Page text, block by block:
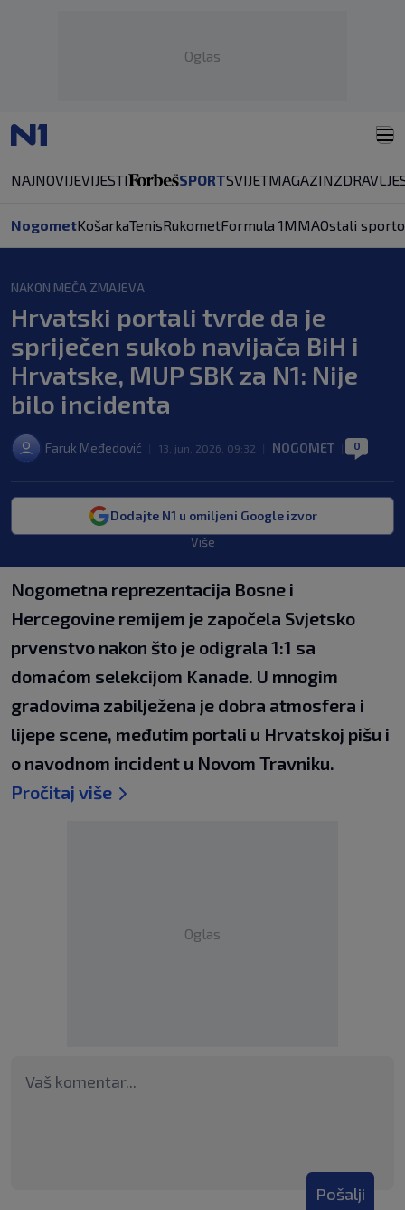
Oglas
NAJNOVIJEVIJESTI SPORTSVIJETMAGAZINZDRAVLJE
NogometKošarkaTenisRukometFormula 1MMAOstali
NAKON MEČA ZMAJEVA
Hrvatski portali tvrde da je
spriječen sukob navijača BiH i
Hrvatske, MUP SBK za N1: Nije
bilo incidenta
Faruk Međedović 13. jun. 2026. 09:32 NOGOMET 0
Dodajte N1 u omiljeni Google izvor
Više
Nogometna reprezentacija Bosne i
Hercegovine remijem je započela Svjetsko
prvenstvo nakon što je odigrala 1:1 sa
domaćom selekcijom Kanade. U mnogim
gradovima zabilježena je dobra atmosfera i
lijepe scene, međutim portali u Hrvatskoj pišu i
o navodnom incident u Novom Travniku.
Pročitaj više
Oglas
Pošalji